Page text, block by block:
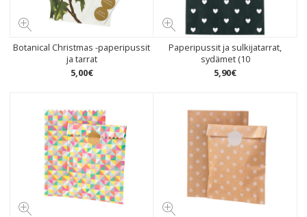
Botanical Christmas -paperipussit
ja tarrat
5,00€
Paperipussit ja sulkijatarrat,
sydämet (10
5,90€